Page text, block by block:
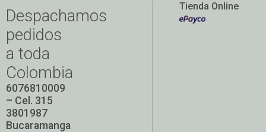
Despachamos
pedidos
a toda
Colombia
6076810009
– Cel. 315
3801987
Bucaramanga
Tienda Online